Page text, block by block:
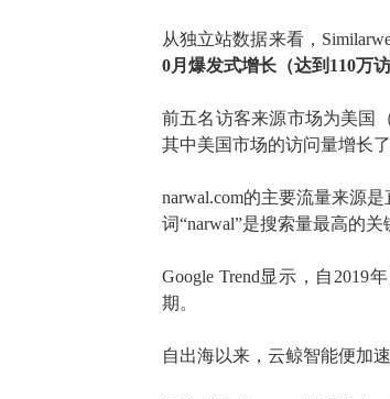
从独立站数据来看，
0月爆发式增长（达到110万访
前五名访客来源市场为美国
其中美国市场的访问量增长了
narwal.com的主要流量来源
词“narwal”是搜索量最高的关
Google Trend显示，自2019
期。
自出海以来， 云鲸智能便加速